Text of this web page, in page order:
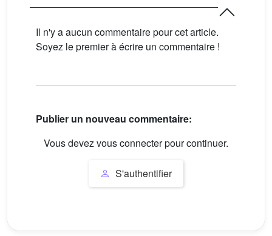
Il n'y a aucun commentaire pour cet article.
Soyez le premier à écrire un commentaire !
Publier un nouveau commentaire:
Vous devez vous connecter pour continuer.
S'authentifier